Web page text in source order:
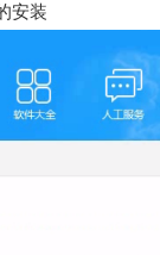
安装